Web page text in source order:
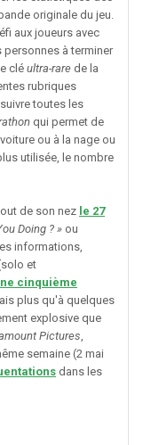
originale du jeu.
aux joueurs avec
personnes à terminer
cléultra-rare de la
rubriques
toutes les
qui permet de
ou à la nage ou
utilisée, le nombre
de son nez le 27
Doing ? » ou
informations,
et
cinquième
plus qu'à quelques
explosive que
Pictures
semaine (2 mai
dans les